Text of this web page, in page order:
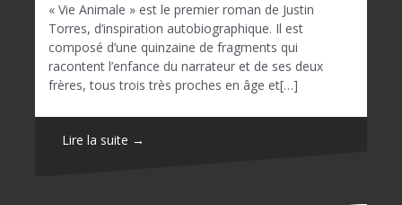
« Vie Animale » est le premier roman de Justin
Torres, d’inspiration autobiographique. Il est
composé d’une quinzaine de fragments qui
racontent l’enfance du narrateur et de ses deux
frères, tous trois très proches en âge et[…]
Lire la suite →